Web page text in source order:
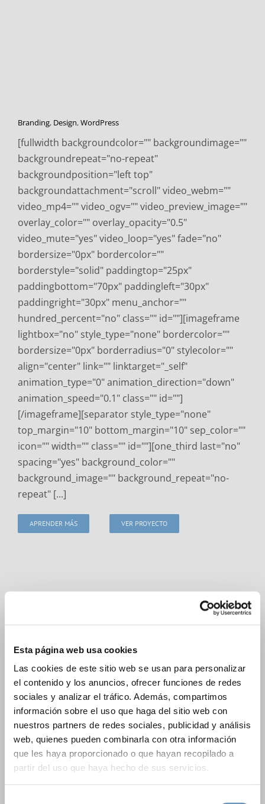
Esta página web usa cookies
Las cookies de este sitio web se usan para personalizar
el contenido y los anuncios, ofrecer funciones de redes
sociales y analizar el tráfico. Además, compartimos
información sobre el uso que haga del sitio web con
nuestros partners de redes sociales, publicidad y análisis
web, quienes pueden combinarla con otra información
que les haya proporcionado o que hayan recopilado a
partir del uso que haya hecho de sus servicios.
Branding, Design,WordPress
[fullwidth backgroundcolor="" backgroundimage=""
backgroundrepeat="no-repeat"
backgroundposition="left top"
backgroundattachment="scroll" video_webm=""
video_mp4="" video_ogv="" video_preview_image=""
overlay_color="" overlay_opacity="0.5"
video_mute="yes" video_loop="yes" fade="no"
bordersize="0px" bordercolor=""
borderstyle="solid" paddingtop="25px"
paddingbottom="70px" paddingleft="30px"
paddingright="30px" menu_anchor=""
hundred_percent="no" class="" id=""][imageframe
lightbox="no" style_type="none" bordercolor=""
bordersize="0px" borderradius="0" stylecolor=""
align="center" link="" linktarget="_self"
animation_type="0" animation_direction="down"
animation_speed="0.1" class="" id=""]
[/imageframe][separator style_type="none"
top_margin="10" bottom_margin="10" sep_color=""
icon="" width="" class="" id=""][one_third last="no"
spacing="yes" background_color=""
background_image="" background_repeat="no-
repeat" [...]
APRENDER MÁS VER PROYECTO